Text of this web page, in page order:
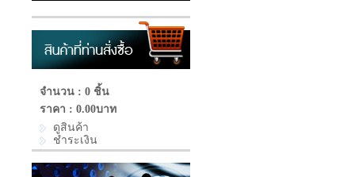
จำนวน : 0 ชิ้น
ราคา : 0.00บาท
ดูสินค้า
ชำระเงิน